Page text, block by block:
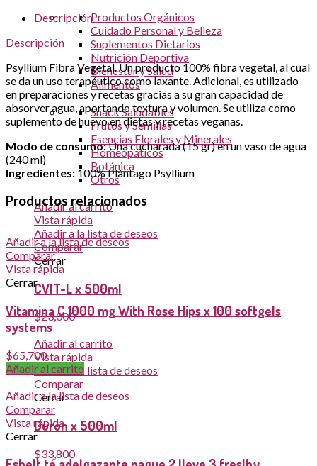
Productos Orgánicos
Cuidado Personal y Belleza
Suplementos Dietarios
Nutrición Deportiva
Bienestar y Salud
Alimentos
Snack Saludables
Frutos y Semillas
Esencias Florales y Minerales
Homeopáticos
Botánica
Otros
Añadir al carrito
Vista rápida
Añadir a la lista de deseos
Comparar
Cerrar
CVIT-L x 500ml
$23,000
Añadir al carrito
Vista rápida
Añadir a la lista de deseos
Comparar
Cerrar
Duron x 500ml
$33,800
Descripción
Descripción
Psyllium Fibra Vegetal. Un producto 100% fibra vegetal, al cual
se da un uso terapéutico como laxante. Adicional, es utilizado
en preparaciones y recetas gracias a su gran capacidad de
absorver agua, aportando textura y volumen. Se utiliza como
suplemento de huevo en dietas y recetas veganas.
Modo de consumo:Una cucharada (15 gr) en un vaso de agua
(240 ml)
Ingredientes: 100% Plántago Psyllium
Productos relacionados
Añadir a la lista de deseos
Comparar
Vista rápida
Cerrar
Vitamina C 1000 mg With Rose Hips x 100 softgels
systems
$65,700
Añadir al carrito
Añadir a la lista de deseos
Comparar
Vista rápida
Cerrar